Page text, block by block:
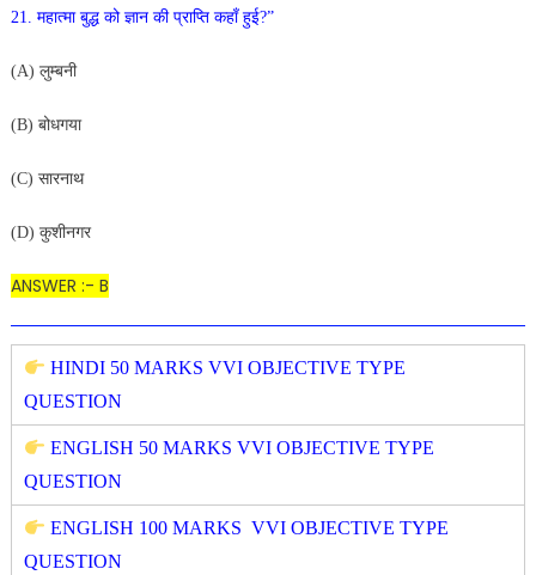
21. महात्मा बुद्ध को ज्ञान की प्राप्ति कहाँ हुई?”
(A) लुम्बनी
(B) बोधगया
(C) सारनाथ
(D) कुशीनगर
ANSWER :- B
HINDI 50 MARKS VVI OBJECTIVE TYPE
QUESTION
ENGLISH 50 MARKS VVI OBJECTIVE TYPE
QUESTION
ENGLISH 100 MARKS VVI OBJECTIVE TYPE
QUESTION